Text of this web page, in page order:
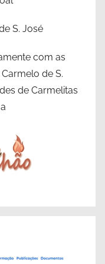
S. José
com as
de S.
de Carmelitas